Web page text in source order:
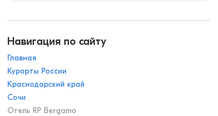
Навигация по сайту
Главная
Курорты России
Краснодарский край
Сочи
Отель RP Bergamo